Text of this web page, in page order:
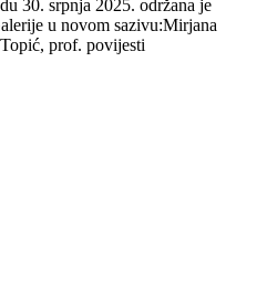
30. srpnja 2025. održana je
u novom sazivu:Mirjana
prof. povijesti